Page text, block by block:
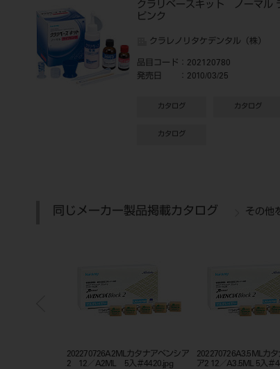
クラリベースキット ノーマル
ピンク
クラレノリタケデンタル（株）
品目コード ：202120780
発売日
：2010/03/25
カタログ カタログ
カタログ
同じメーカー製品掲載カタログ その他
202270726A2MLカタナアベンシア
2 12／A2ML 5入＃4420.jpg
202270726A3.5MLカ
ア2 12／A3.5ML 5入＃